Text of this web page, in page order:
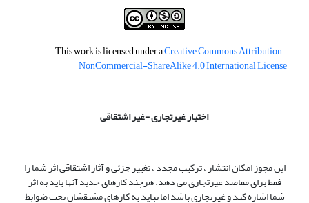
This work is licensed under aCreative Commons Attribution-
NonCommercial-ShareAlike 4.0 International License
اختیار غیرتجاری -غیر اشتقاقی
این مجوز امکان انتشار ، ترکیب مجدد ، تغییر جزئی و آثار اشتقاقی اثر شما را
فقط برای مقاصد غیرتجاری می دهد. هرچند کارهای جدید آنها باید به اثر
شما اشاره کند و غیرتجاری باشد اما نباید به کارهای مشتقشان تحت ضوابط